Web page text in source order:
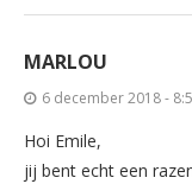
MARLOU
6 december 2018 -
Hoi Emile,
jij bent echt een